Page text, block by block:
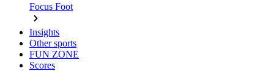
Focus Foot
Insights
Other sports
FUN ZONE
Scores